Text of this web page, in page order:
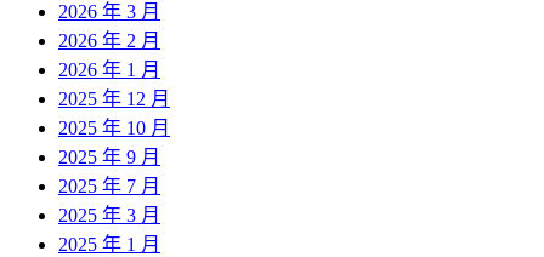
2026 年 3 月
2026 年 2 月
2026 年 1 月
2025 年 12 月
2025 年 10 月
2025 年 9 月
2025 年 7 月
2025 年 3 月
2025 年 1 月